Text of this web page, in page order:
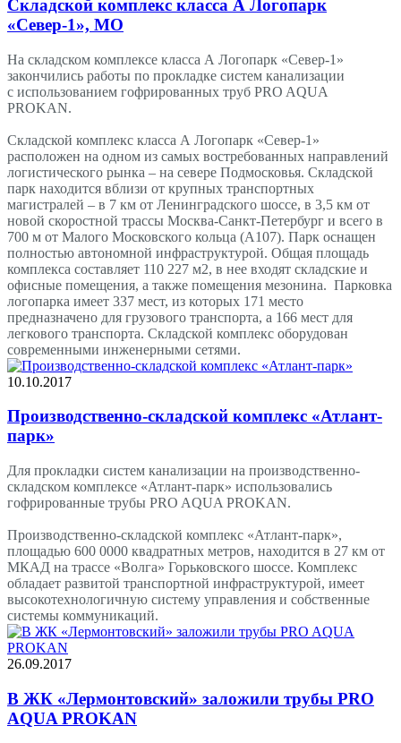
Складской комплекс класса А Логопарк
«Север-1», МО
На складском комплексе класса А Логопарк «Север-1»
закончились работы по прокладке систем канализации
с использованием гофрированных труб PRO AQUA
PROKAN.
Складской комплекс класса А Логопарк «Север-1»
расположен на одном из самых востребованных направлений
логистического рынка – на севере Подмосковья. Складской
парк находится вблизи от крупных транспортных
магистралей – в 7 км от Ленинградского шоссе, в 3,5 км от
новой скоростной трассы Москва-Санкт-Петербург и всего в
700 м от Малого Московского кольца (А107). Парк оснащен
полностью автономной инфраструктурой. Общая площадь
комплекса составляет 110 227 м2, в нее входят складские и
офисные помещения, а также помещения мезонина. Парковка
логопарка имеет 337 мест, из которых 171 место
предназначено для грузового транспорта, а 166 мест для
легкового транспорта. Складской комплекс оборудован
современными инженерными сетями.
10.10.2017
Производственно-складской комплекс «Атлант-
парк»
Для прокладки систем канализации на производственно-
складском комплексе «Атлант-парк» использовались
гофрированные трубы PRO AQUA PROKAN.
Производственно-складской комплекс «Атлант-парк»,
площадью 600 0000 квадратных метров, находится в 27 км от
МКАД на трассе «Волга» Горьковского шоссе. Комплекс
обладает развитой транспортной инфраструктурой, имеет
высокотехнологичную систему управления и собственные
системы коммуникаций.
26.09.2017
В ЖК «Лермонтовский» заложили трубы PRO
AQUA PROKAN